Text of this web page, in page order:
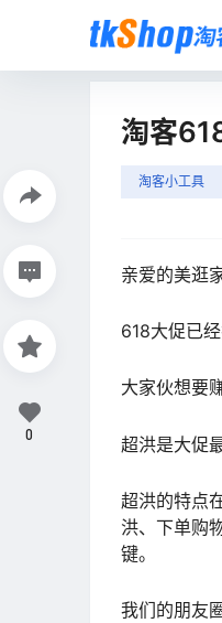
淘客
淘客小工具
亲爱的美逛
618大促已
大家伙想要
超洪是大促
超洪的特点
洪、下单购
键。
我们的朋友
0